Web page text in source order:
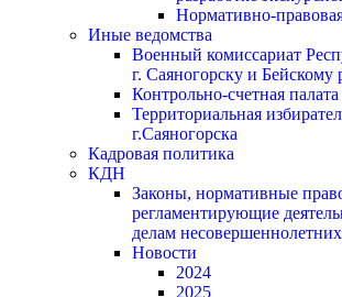
Нормативно-
Иные ведомства
Военный комиссариат
г. Саяногорску и Бейскому
Контрольно-счетная
Территориальная
г.Саяногорска
Кадровая политика
КДН
Законы, нормативные
регламентирующие
делам
Новости
2024
2025